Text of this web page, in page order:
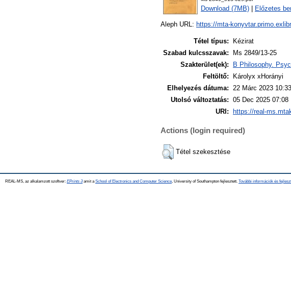
Download (7MB) Előzetes
Aleph URL: https://mta-
Tétel típus:
Kézirat
Szabad kulcsszavak:
Ms 2849/13-25
Szakterület(ek):
B Philosophy.
Feltöltő:
Károlyx xHorányi
Elhelyezés dátuma: 22 Márc 2023 10:33
Utolsó változtatás: 05 Dec 2025 07:08
URI:
https://real-
Actions (login required)
Tétel szekesztése
REAL-MS, az alkalamzott szoftver: EPrints 3amit a School of Electronics and Computer Science , University of Southampton fejlesztett. További információk és